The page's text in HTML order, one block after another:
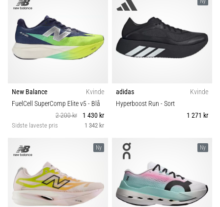
New Balance
Kvinde
FuelCell SuperComp Elite v5- Blå
2 200 kr
1 430 kr
Sidste laveste pris 1 342 kr
adidas
Kvinde
Hyperboost Run - Sort
1 271 kr
Ny Ny